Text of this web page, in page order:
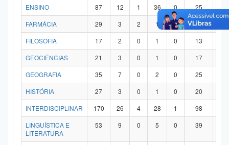
ENSINO
87 12 1 36 0 25
FARMÁCIA
29 3 2 1 0 21
FILOSOFIA
17 2 0 1 0 13
GEOCIÊNCIAS
21 3 0 1 0 17
GEOGRAFIA
35 7 0 2 0 25
HISTÓRIA
27 3 0 1 0 20
INTERDISCIPLINAR
170 26 4 28 1 98
LINGUÍSTICA E
LITERATURA
53 9 0 5 0 39